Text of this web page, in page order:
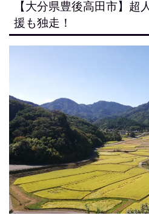
【大分県豊後高田市】超
援も独走！